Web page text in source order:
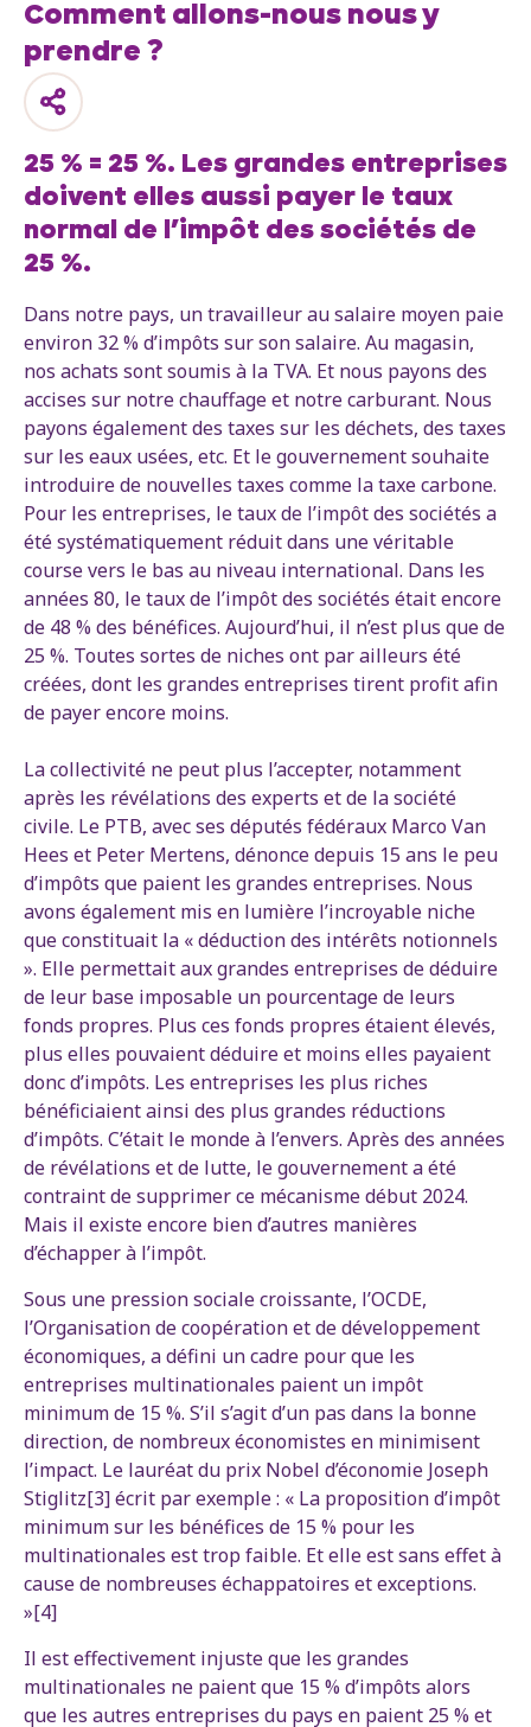
Comment allons-nous nous y
prendre ?
25 % = 25 %. Les grandes entreprises
doivent elles aussi payer le taux
normal de l’impôt des sociétés de
25 %.
Dans notre pays, un travailleur au salaire moyen paie
environ 32 % d’impôts sur son salaire. Au magasin,
nos achats sont soumis à la TVA. Et nous payons des
accises sur notre chauffage et notre carburant. Nous
payons également des taxes sur les déchets, des taxes
sur les eaux usées, etc. Et le gouvernement souhaite
introduire de nouvelles taxes comme la taxe carbone.
Pour les entreprises, le taux de l’impôt des sociétés a
été systématiquement réduit dans une véritable
course vers le bas au niveau international. Dans les
années 80, le taux de l’impôt des sociétés était encore
de 48 % des bénéfices. Aujourd’hui, il n’est plus que de
25 %. Toutes sortes de niches ont par ailleurs été
créées, dont les grandes entreprises tirent profit afin
de payer encore moins.
La collectivité ne peut plus l’accepter, notamment
après les révélations des experts et de la société
civile. Le PTB, avec ses députés fédéraux Marco Van
Hees et Peter Mertens, dénonce depuis 15 ans le peu
d’impôts que paient les grandes entreprises. Nous
avons également mis en lumière l’incroyable niche
que constituait la « déduction des intérêts notionnels
». Elle permettait aux grandes entreprises de déduire
de leur base imposable un pourcentage de leurs
fonds propres. Plus ces fonds propres étaient élevés,
plus elles pouvaient déduire et moins elles payaient
donc d’impôts. Les entreprises les plus riches
bénéficiaient ainsi des plus grandes réductions
d’impôts. C’était le monde à l’envers. Après des années
de révélations et de lutte, le gouvernement a été
contraint de supprimer ce mécanisme début 2024.
Mais il existe encore bien d’autres manières
d’échapper à l’impôt.
Sous une pression sociale croissante, l’OCDE,
l’Organisation de coopération et de développement
économiques, a défini un cadre pour que les
entreprises multinationales paient un impôt
minimum de 15 %. S’il s’agit d’un pas dans la bonne
direction, de nombreux économistes en minimisent
l’impact. Le lauréat du prix Nobel d’économie Joseph
Stiglitz[3] écrit par exemple : « La proposition d’impôt
minimum sur les bénéfices de 15 % pour les
multinationales est trop faible. Et elle est sans effet à
cause de nombreuses échappatoires et exceptions.
»[4]
Il est effectivement injuste que les grandes
multinationales ne paient que 15 % d’impôts alors
que les autres entreprises du pays en paient 25 % et